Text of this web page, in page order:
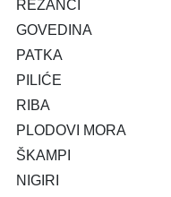
REZANCI
GOVEDINA
PATKA
PILIĆE
RIBA
PLODOVI MORA
ŠKAMPI
NIGIRI